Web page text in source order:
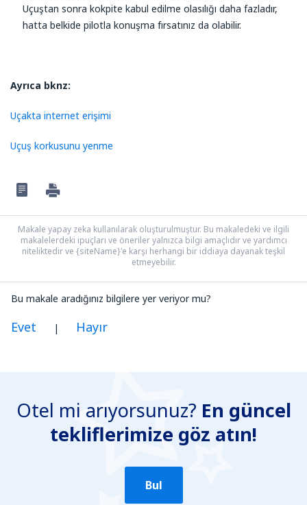
Uçuştan sonra kokpite kabul edilme olasılığı daha fazladır,
hatta belkide pilotla konuşma fırsatınız da olabilir.
Ayrıca bknz:
Uçakta internet erişimi
Uçuş korkusunu yenme
Makale yapay zeka kullanılarak oluşturulmuştur. Bu makaledeki ve ilgili
makalelerdeki ipuçları ve öneriler yalnızca bilgi amaçlıdır ve yardımcı
niteliktedir ve {siteName}'e karşı herhangi bir iddiaya dayanak teşkil
etmeyebilir.
Bu makale aradığınız bilgilere yer veriyor mu?
Evet | Hayır
Yanlış bilgi içeriyor
Konun ayrıntılarını içermiyor.
Otel mi arıyorsunuz? En güncel
tekliflerimize göz atın!
Bul